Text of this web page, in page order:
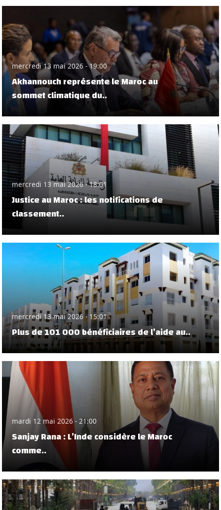
mercredi 13 mai 2026 - 19:00
Akhannouch représente le Maroc au
sommet climatique du..
mercredi 13 mai 2026 - 18:01
Justice au Maroc : les notifications de
classement..
mercredi 13 mai 2026 - 15:01
Plus de 101 000 bénéficiaires de l’aide au..
mardi 12 mai 2026 - 21:00
Sanjay Rana : L’Inde considère le Maroc
comme..